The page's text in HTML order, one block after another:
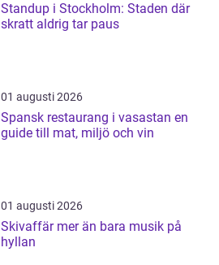
Standup i Stockholm: Staden där
skratt aldrig tar paus
01 augusti 2026
Spansk restaurang i vasastan en
guide till mat, miljö och vin
01 augusti 2026
Skivaffär mer än bara musik på
hyllan